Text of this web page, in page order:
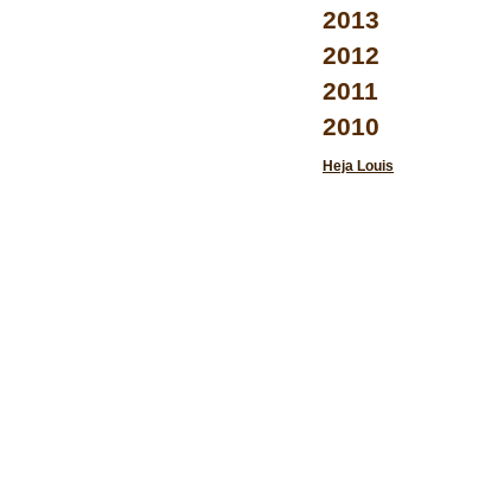
2013
2012
2011
2010
Heja Louis